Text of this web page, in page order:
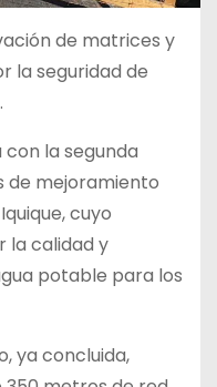
de matrices y
la seguridad de
la segunda
de mejoramiento
cuyo
la calidad y
potable para los
ya concluida,